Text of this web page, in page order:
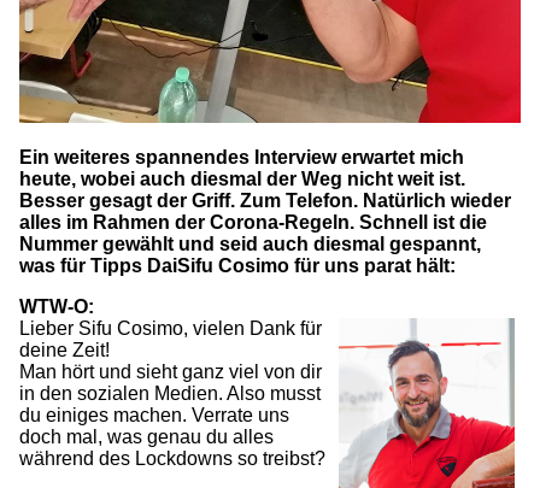
Ein weiteres spannendes Interview erwartet mich
heute, wobei auch diesmal der Weg nicht weit ist.
Besser gesagt der Griff. Zum Telefon. Natürlich wieder
alles im Rahmen der Corona-Regeln. Schnell ist die
Nummer gewählt und seid auch diesmal gespannt,
was für Tipps DaiSifu Cosimo für uns parat hält:
WTW-O:
Lieber Sifu Cosimo, vielen Dank für
deine Zeit!
Man hört und sieht ganz viel von dir
in den sozialen Medien. Also musst
du einiges machen. Verrate uns
doch mal, was genau du alles
während des Lockdowns so treibst?